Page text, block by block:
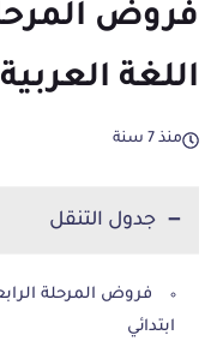
فروض
اللغة
منذ 7 سنة
جدول التنقل
فروض المرحلة
ابتدائي